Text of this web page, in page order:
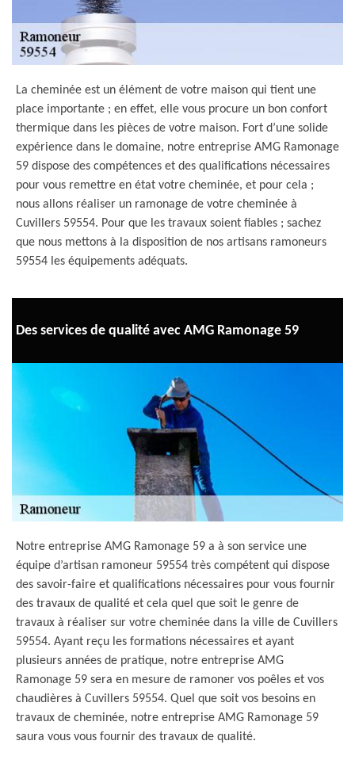
La cheminée est un élément de votre maison qui tient une
place importante ; en effet, elle vous procure un bon confort
thermique dans les pièces de votre maison. Fort d’une solide
expérience dans le domaine, notre entreprise AMG Ramonage
59 dispose des compétences et des qualifications nécessaires
pour vous remettre en état votre cheminée, et pour cela ;
nous allons réaliser un ramonage de votre cheminée à
Cuvillers 59554. Pour que les travaux soient fiables ; sachez
que nous mettons à la disposition de nos artisans ramoneurs
59554 les équipements adéquats.
Des services de qualité avec AMG Ramonage 59
Notre entreprise AMG Ramonage 59 a à son service une
équipe d’artisan ramoneur 59554 très compétent qui dispose
des savoir-faire et qualifications nécessaires pour vous fournir
des travaux de qualité et cela quel que soit le genre de
travaux à réaliser sur votre cheminée dans la ville de Cuvillers
59554. Ayant reçu les formations nécessaires et ayant
plusieurs années de pratique, notre entreprise AMG
Ramonage 59 sera en mesure de ramoner vos poêles et vos
chaudières à Cuvillers 59554. Quel que soit vos besoins en
travaux de cheminée, notre entreprise AMG Ramonage 59
saura vous vous fournir des travaux de qualité.